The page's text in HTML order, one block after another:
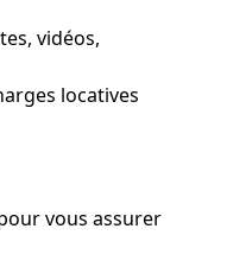
vidéos,
locatives
vous assurer